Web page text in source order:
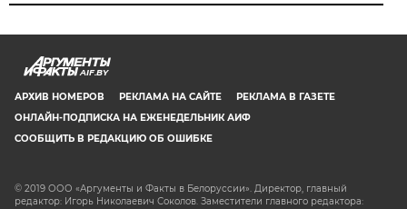
AIF.BY
АРХИВ НОМЕРОВ РЕКЛАМА НА САЙТЕ
РЕКЛАМА В ГАЗЕТЕ
ОНЛАЙН-ПОДПИСКА НА ЕЖЕНЕДЕЛЬНИК АИФ
СООБЩИТЬ В РЕДАКЦИЮ ОБ ОШИБКЕ
© 2019 ООО «Аргументы и Факты в Белоруссии». Директор, главный
редактор: Игорь Николаевич Соколов. Заместители главного редактора: